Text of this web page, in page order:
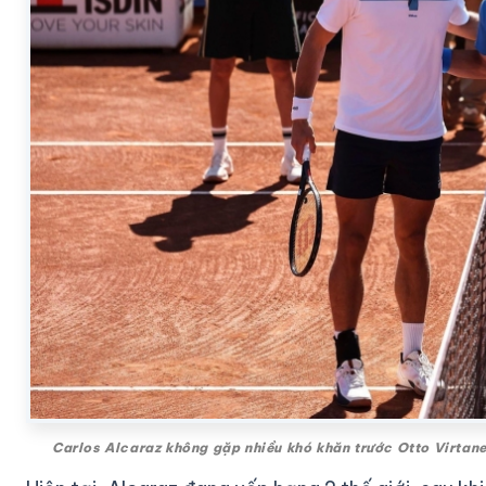
Carlos Alcaraz không gặp nhiều khó khăn trước Otto